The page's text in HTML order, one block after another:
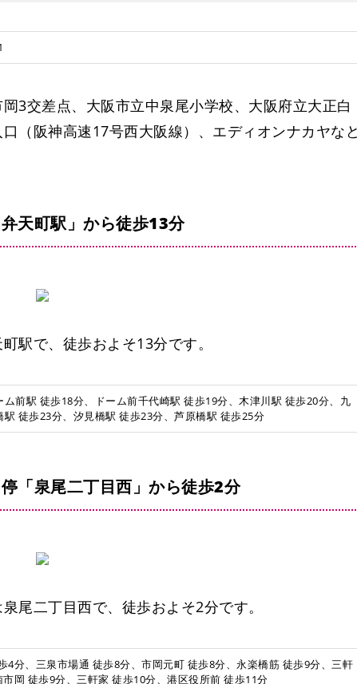
3交差点、大阪市立中泉尾小学校、大阪府立大正白
（阪神高速17号西大阪線）、エディオンナカヤな
天町駅」から徒歩13分
駅で、徒歩およそ13分です。
前駅 徒歩18分、ドーム前千代崎駅 徒歩19分、木津川駅 徒歩20分、九
徒歩23分、汐見橋駅 徒歩23分、芦原橋駅 徒歩25分
「泉尾二丁目西」から徒歩2分
尾二丁目西で、徒歩およそ2分です。
4分、三泉市場通 徒歩8分、市岡元町 徒歩8分、永楽橋筋 徒歩9分、三軒
岡 徒歩9分、三軒家 徒歩10分、港区役所前 徒歩11分